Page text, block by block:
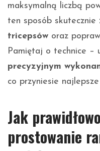
maksymalną liczbą
ten sposób skutecznie
tricepsów oraz
Pamiętaj o technice –
precyzyjnym
co przyniesie
Jak
prostowanie